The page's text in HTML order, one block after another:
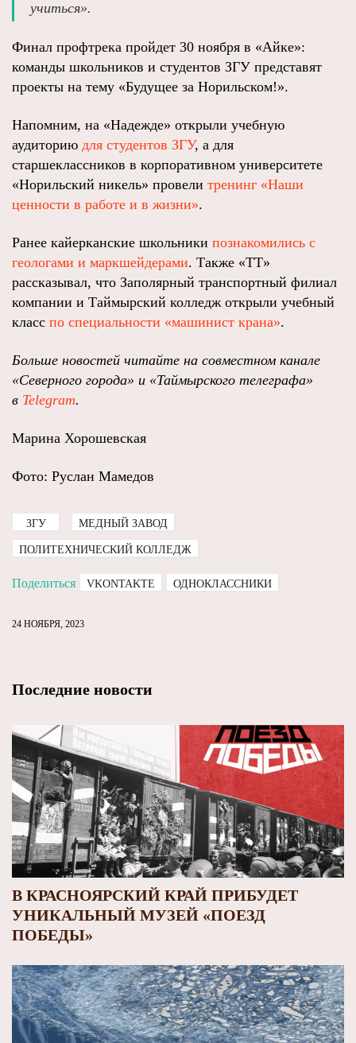
учиться».
Финал профтрека пройдет 30 ноября в «Айке»:
команды школьников и студентов ЗГУ представят
проекты на тему «Будущее за Норильском!».
Напомним, на «Надежде» открыли учебную
аудиторию для студентов ЗГУ, а для
старшеклассников в корпоративном университете
«Норильский никель» провели тренинг «Наши
ценности в работе и в жизни».
Ранее кайерканские школьники познакомились с
геологами и маркшейдерами. Также «ТТ»
рассказывал, что Заполярный транспортный филиал
компании и Таймырский колледж открыли учебный
класс по специальности «машинист крана».
Больше новостей читайте на совместном канале
«Северного города» и «Таймырского телеграфа»
в Telegram.
Марина Хорошевская
Фото: Руслан Мамедов
ЗГУ МЕДНЫЙ ЗАВОД
ПОЛИТЕХНИЧЕСКИЙ КОЛЛЕДЖ
Поделиться VKONTAKTE ОДНОКЛАССНИКИ
24 НОЯБРЯ, 2023
Последние новости
В КРАСНОЯРСКИЙ КРАЙ ПРИБУДЕТ
УНИКАЛЬНЫЙ МУЗЕЙ «ПОЕЗД
ПОБЕДЫ»